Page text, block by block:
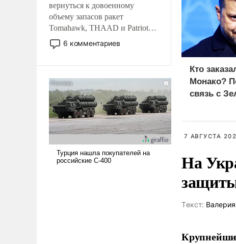
вернуться к довоенному
объему запасов ракет
Tomahawk, THAAD и Patriot
США потребуется более трех
лет. Даже небольшая война с
Сложившаяся ситуация
означает многолетний период
уязвимости США, например,
перед Китаем.
6 комментариев
Кто
Монако?
связь с
7 АВГУСТА
На
Tекст: